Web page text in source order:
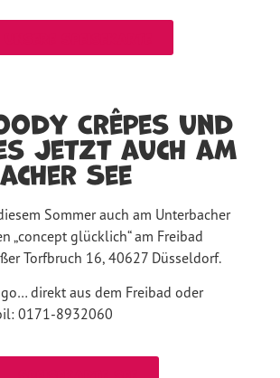
Crêpes und
jetzt auch am
See
Sommer auch am Unterbacher
„concept glücklich“ am Freibad
Torfbruch 16, 40627 Düsseldorf.
direkt aus dem Freibad oder
0171-8932060